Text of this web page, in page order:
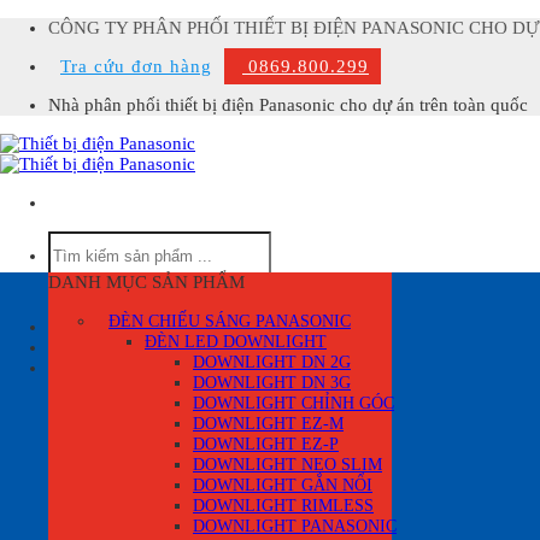
Skip
content
CÔNG TY PHÂN PHỐI THIẾT BỊ ĐIỆN PANASONIC CHO
Tra cứu đơn hàng
0869.800.299
Nhà phân phối thiết bị điện Panasonic cho dự án trên toàn quốc
Tìm
kiếm:
Đăng nhập
Chưa có sản phẩm trong giỏ hàng.
DANH MỤC SẢN PHẨM
ĐÈN CHIẾU SÁNG PANASONIC
ĐÈN LED DOWNLIGHT
DOWNLIGHT DN 2G
DOWNLIGHT DN 3G
DOWNLIGHT CHỈNH GÓC
DOWNLIGHT EZ-M
DOWNLIGHT EZ-P
DOWNLIGHT NEO SLIM
DOWNLIGHT GẮN NỔI
DOWNLIGHT RIMLESS
DOWNLIGHT PANASONIC